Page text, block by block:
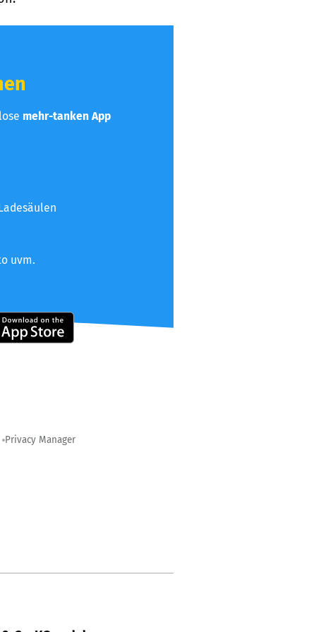
mehr-tanken App
uvm.
Privacy Manager